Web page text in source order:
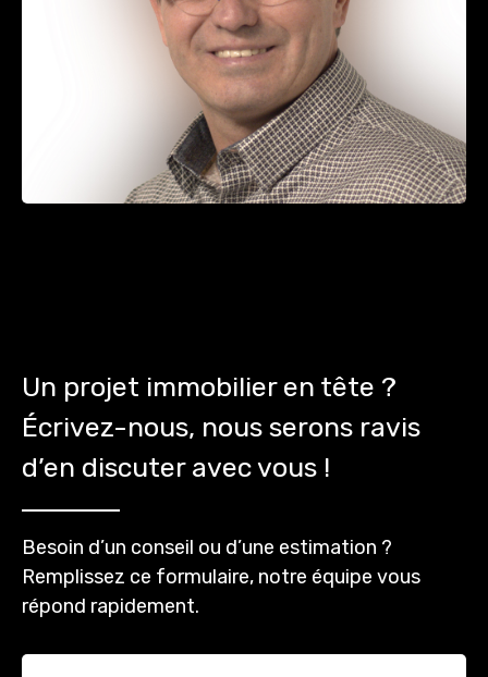
Un projet immobilier en tête ?
Écrivez-nous, nous serons ravis
d’en discuter avec vous !
Besoin d’un conseil ou d’une estimation ?
Remplissez ce formulaire, notre équipe vous
répond rapidement.